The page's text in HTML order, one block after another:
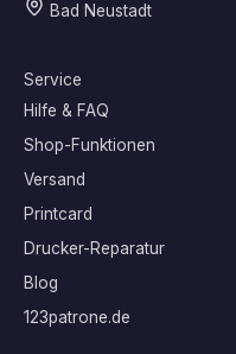
Bad Neustadt
Service
Hilfe & FAQ
Shop-Funktionen
Versand
Printcard
Drucker-Reparatur
Blog
123patrone.de